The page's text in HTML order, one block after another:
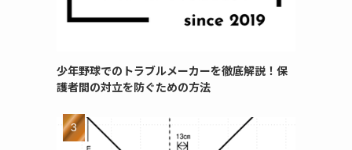
少年野球でのトラブルメーカーを徹底解説！保
護者間の対立を防ぐための方法